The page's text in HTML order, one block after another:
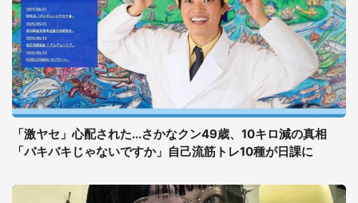
「激ヤセ」心配された...さかなクン49歳、10キロ減の真相
「バキバキじゃないですか」自己流筋トレ10種が日課に